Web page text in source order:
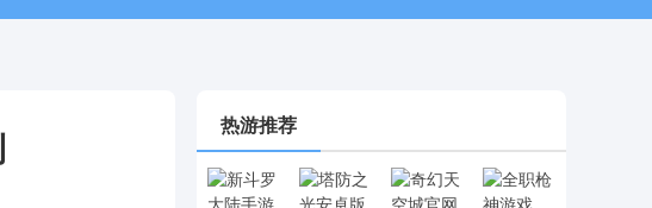
热游推荐